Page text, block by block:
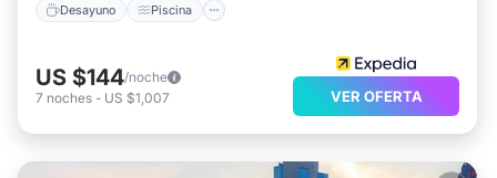
Desayuno Piscina
US $144/noche
7 noches - US $1,007 VER OFERTA